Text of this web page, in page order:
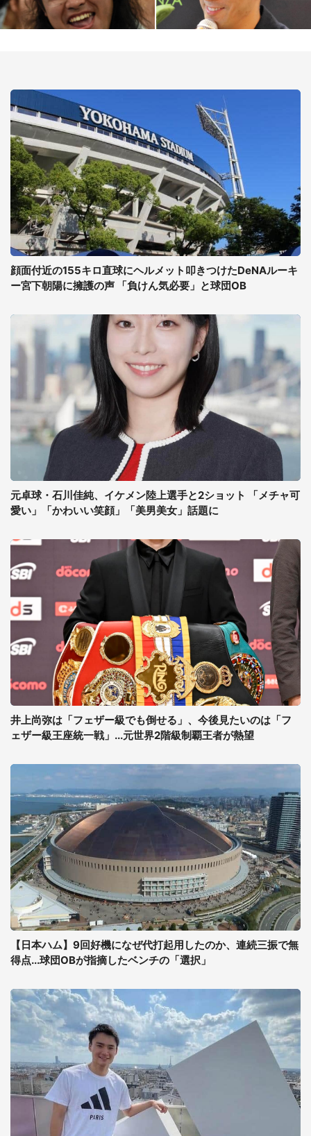
顔面付近の155キロ直球にヘルメット叩きつけたDeNAルーキ
ー宮下朝陽に擁護の声 「負けん気必要」と球団OB
元卓球・石川佳純、イケメン陸上選手と2ショット 「メチャ可
愛い」「かわいい笑顔」「美男美女」話題に
井上尚弥は「フェザー級でも倒せる」、今後見たいのは「フ
ェザー級王座統一戦」...元世界2階級制覇王者が熱望
【日本ハム】9回好機になぜ代打起用したのか、連続三振で無
得点...球団OBが指摘したベンチの「選択」